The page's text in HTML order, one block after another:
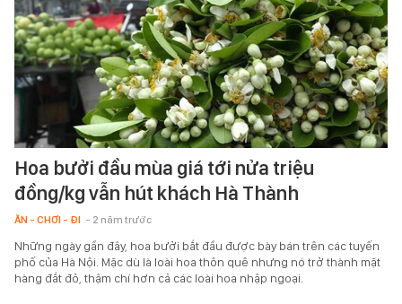
Hoa bưởi đầu mùa giá tới nửa triệu
đồng/kg vẫn hút khách Hà Thành
ĂN - CHƠI - ĐI - 2 năm trước
Những ngày gần đây, hoa bưởi bắt đầu được bày bán trên các tuyến
phố của Hà Nội. Mặc dù là loài hoa thôn quê nhưng nó trở thành mặt
hàng đắt đỏ, thậm chí hơn cả các loài hoa nhập ngoại.